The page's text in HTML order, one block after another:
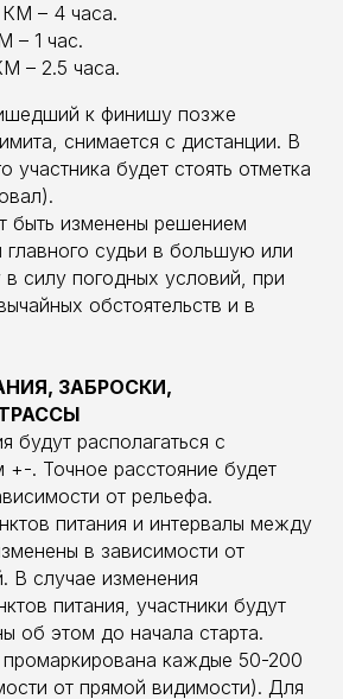
– 4 часа.
– 1 час.
– 2.5 часа.
к финишу позже
снимается с дистанции. В
участника будет стоять отметка
быть изменены решением
главного судьи в большую или
силу погодных условий, при
обстоятельств и в
ЗАБРОСКИ,
будут располагаться с
+-. Точное расстояние будет
от рельефа.
питания и интервалы между
в зависимости от
В случае изменения
питания, участники будут
об этом до начала старта.
промаркирована каждые 50-200
от прямой видимости). Для